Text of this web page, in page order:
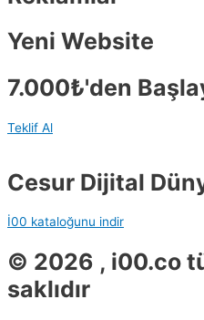
Yeni Website
7.000₺'den
Teklif Al
Cesur Dijital
İ00 kataloğunu indir
© 2026 , i00.co
saklıdır